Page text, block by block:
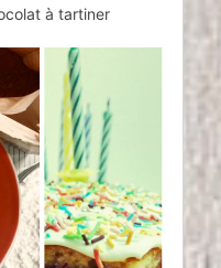
à tartiner